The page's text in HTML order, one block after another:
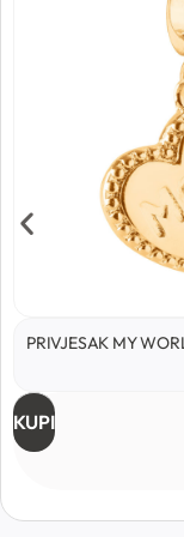
PRIVJESAK MY
KUPI